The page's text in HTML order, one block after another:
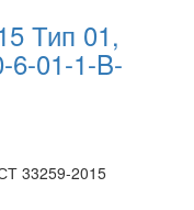
Тип 01,
6-01-1-B-
33259-2015